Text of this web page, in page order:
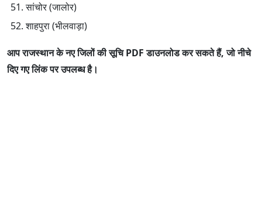
सांचोर (जालोर)
शाहपुरा (भीलवाड़ा)
आप राजस्थान के नए जिलों की सूचि PDF डाउनलोड कर सकते हैं, जो नीचे
दिए गए लिंक पर उपलब्ध है।